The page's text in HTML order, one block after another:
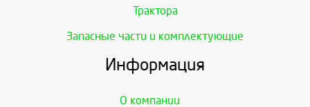
Трактора
Запасные части и комплектующие
Информация
О компании